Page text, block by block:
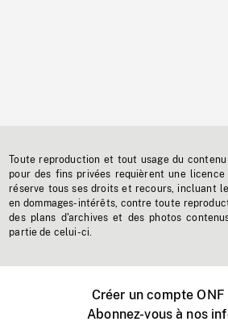
Toute reproduction et tout usage du
pour des fins privées requièrent une licence
réserve tous ses droits et recours, incluant
en dommages-intérêts, contre toute
des plans d'archives et des photos
partie de celui-ci.
Créer un compte
Abonnez-vous à nos